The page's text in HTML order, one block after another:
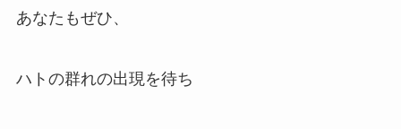
あなたもぜひ、
ハトの群れの出現を待ち